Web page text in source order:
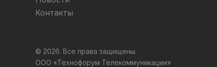
Контакты
© 2026. Все права защищены.
ООО «Технофорум Телекоммуникации»